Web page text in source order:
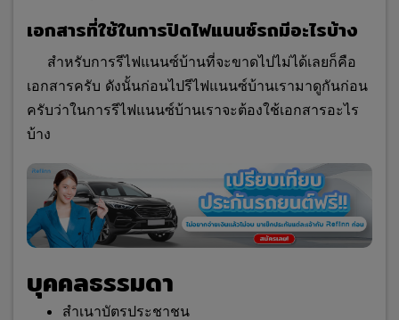
เอกสารที่ใช้ในการปิดไฟแนนซ์รถมีอะไรบ้าง
สำหรับการรีไฟแนนซ์บ้านที่จะขาดไปไม่ได้เลยก็คือ
เอกสารครับ ดังนั้นก่อนไปรีไฟแนนซ์บ้านเรามาดูกันก่อน
ครับว่าในการรีไฟแนนซ์บ้านเราจะต้องใช้เอกสารอะไร
บ้าง
บุคคลธรรมดา
สำเนาบัตรประชาชน